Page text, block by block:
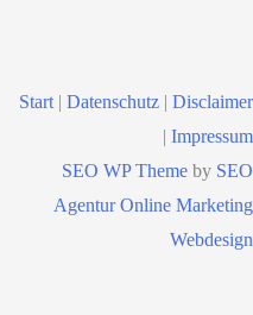
Start | Datenschutz | Disclaimer
| Impressum
SEO WP Theme by SEO
Agentur Online Marketing
Webdesign